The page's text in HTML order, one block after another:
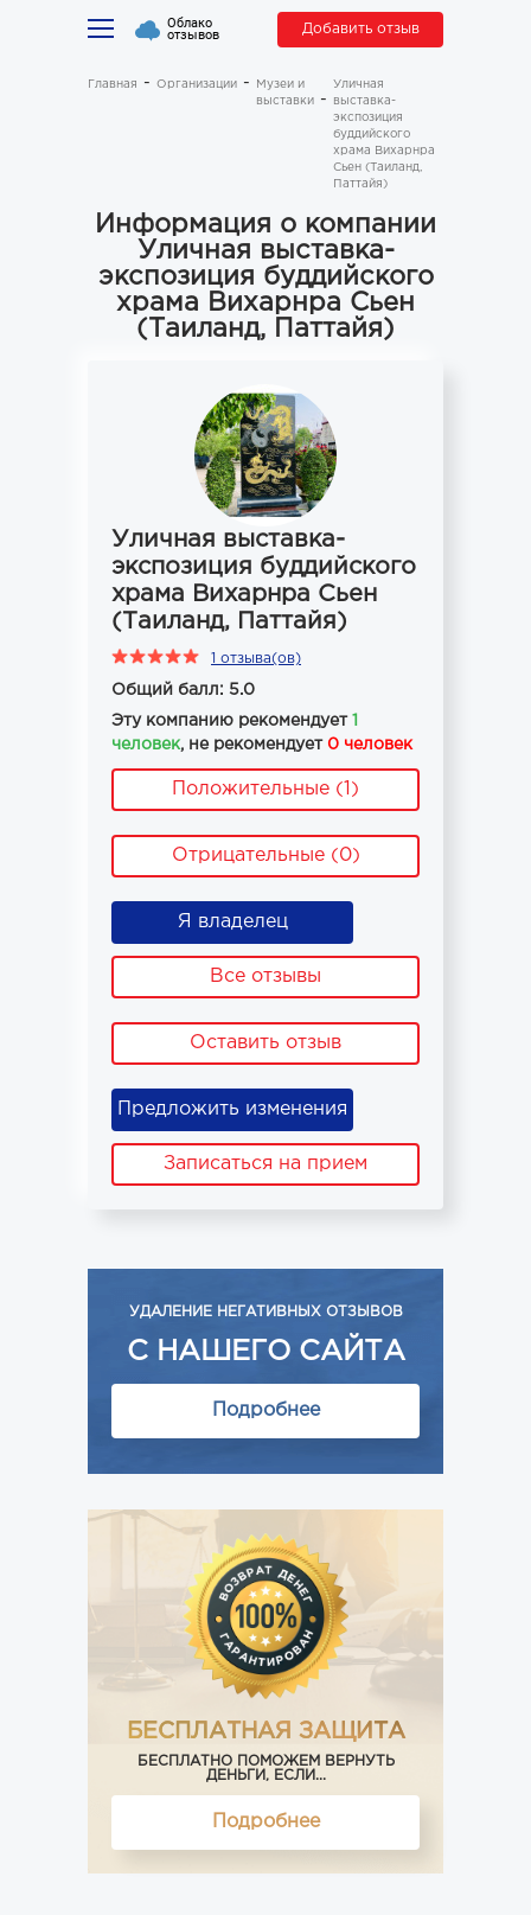
Облако
отзывов Добавить отзыв
Главная Организации
Музеи и
выставки
Уличная
выставка-
экспозиция
буддийского
храма Вихарнра
Сьен (Таиланд,
Паттайя)
Информация о компании
Уличная выставка-
экспозиция буддийского
храма Вихарнра Сьен
(Таиланд, Паттайя)
Уличная выставка-
экспозиция буддийского
храма Вихарнра Сьен
(Таиланд, Паттайя)
1 отзыва(ов)
Общий балл: 5.0
Эту компанию рекомендует 1
человек, не рекомендует 0 человек
Положительные (1)
Отрицательные (0)
Я владелец
Все отзывы
Оставить отзыв
Предложить изменения
Записаться на прием
УДАЛЕНИЕ НЕГАТИВНЫХ ОТЗЫВОВ
С НАШЕГО САЙТА
Подробнее
БЕСПЛАТНАЯ ЗАЩИТА
БЕСПЛАТНО ПОМОЖЕМ ВЕРНУТЬ
ДЕНЬГИ, ЕСЛИ...
Подробнее